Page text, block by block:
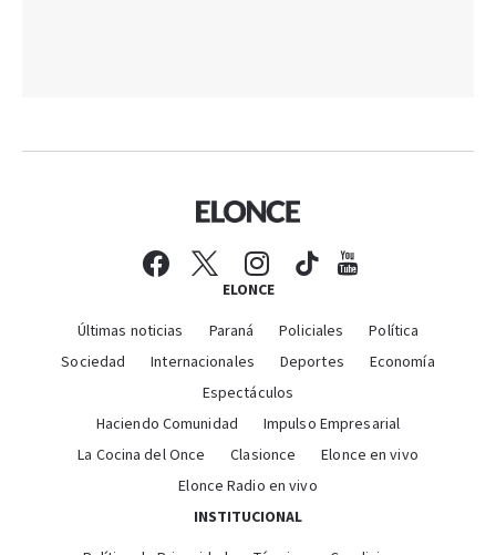
ELONCE
Últimas noticias Paraná Policiales
Política
Sociedad
Internacionales Deportes
Economía
Espectáculos
Haciendo Comunidad
Impulso Empresarial
La Cocina del Once
Clasionce
Elonce en vivo
Elonce Radio en vivo
INSTITUCIONAL